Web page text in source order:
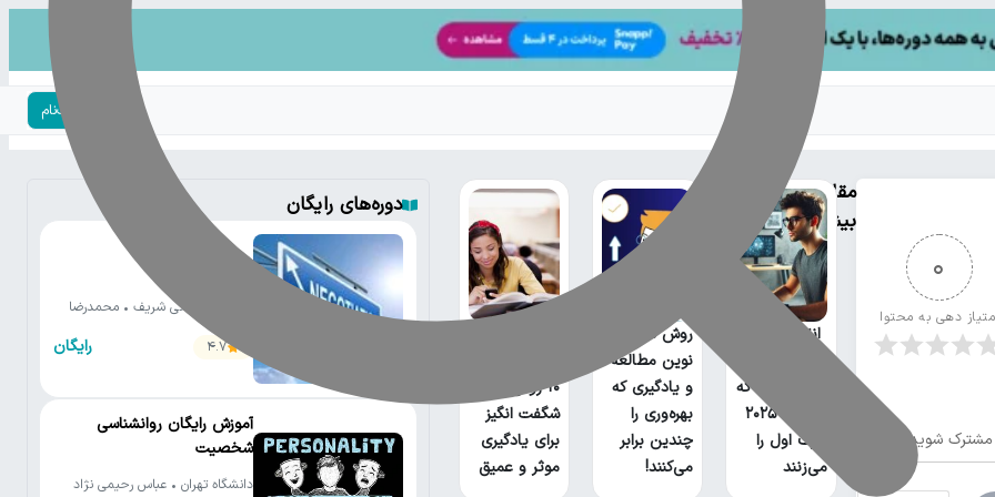
ورود | ثبت‌نام
0
دهی به محتوا
مشترک شوید
مقالات
بیشتر
انقلاب در
مهارت‌هایی که
در سال ۲۰۲۵
حرف اول را
می‌زنند
روش های
نوین مطالعه
و یادگیری که
بهره‌وری را
چندین برابر
می‌کنند!
۱۰ روش
شگفت انگیز
برای یادگیری
موثر و عمیق
دوره‌های رایگان
دانشگاه صنعتی شریف • محمدرضا
شعبانعلی
4.7
رایگان
آموزش رایگان روانشناسی
شخصیت
دانشگاه تهران • عباس رحیمی نژاد